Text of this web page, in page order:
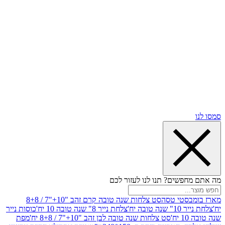
תנו לנו לעזור לכם
טסה
סט צלחות שנה טובה קרם זהב "10+"7 / 8+8
יח'
צלחת נייר 8" שנה טובה 10 יח'
כוסות נייר
סט צלחות שנה טובה לבן זהב "10+"7 / 8+8 יח'
מפת